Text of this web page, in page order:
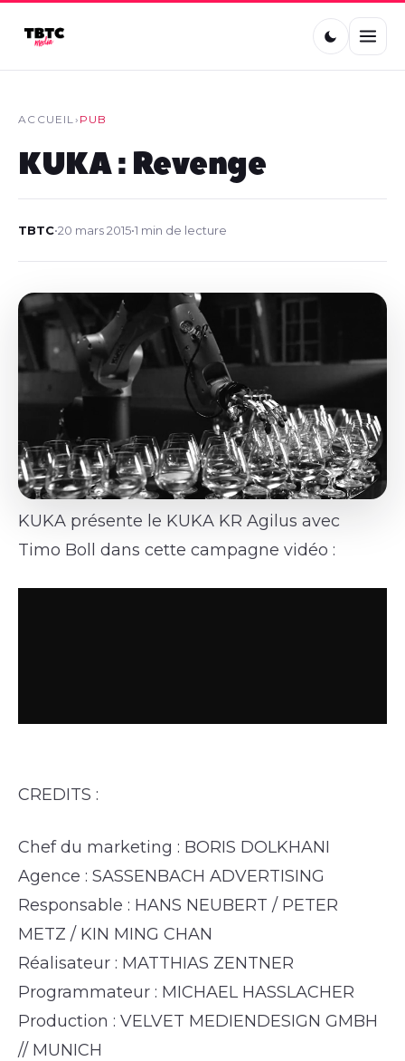
ACCUEIL› PUB
KUKA : Revenge
TBTC•20 mars 2015•1 min de lecture
KUKA présente le KUKA KR Agilus avec
Timo Boll dans cette campagne vidéo :
CREDITS :
Chef du marketing : BORIS DOLKHANI
Agence : SASSENBACH ADVERTISING
Responsable : HANS NEUBERT / PETER
METZ / KIN MING CHAN
Réalisateur : MATTHIAS ZENTNER
Programmateur : MICHAEL HASSLACHER
Production : VELVET MEDIENDESIGN GMBH
// MUNICH